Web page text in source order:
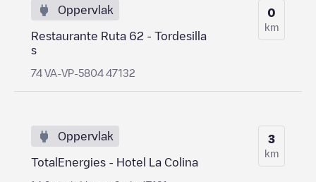
Oppervlak
Restaurante Ruta 62 - Tordesilla
s
74 VA-VP-5804 47132
0
km
Oppervlak
TotalEnergies - Hotel La Colina
3
km